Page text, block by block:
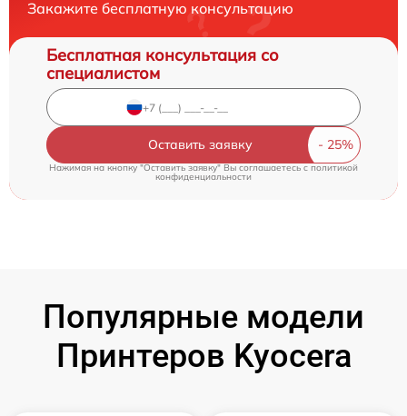
Закажите бесплатную консультацию
Бесплатная консультация со
специалистом
Оставить заявку
Нажимая на кнопку "Оставить заявку" Вы соглашаетесь c политикой
конфиденциальности
Популярные модели
Принтеров Kyocera